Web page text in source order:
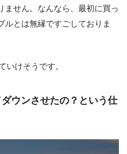
ません。なんなら、最初に買っ
ルとは無縁ですごしておりま
いけそうです。
ウンさせたの？という仕